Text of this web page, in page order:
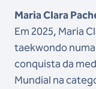
Maria Clara
Em 2025, Maria
taekwondo
conquista da
Mundial na